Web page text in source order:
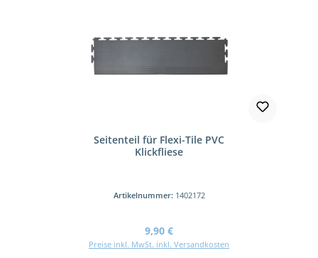
Seitenteil für Flexi-Tile PVC
Klickfliese
Artikelnummer: 1402172
Regulärer Preis:
9,90 €
Preise inkl. MwSt. inkl. Versandkosten